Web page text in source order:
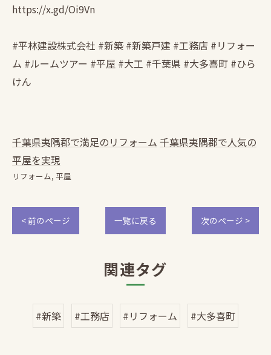
https://x.gd/Oi9Vn
#平林建設株式会社 #新築 #新築戸建 #工務店 #リフォー
ム #ルームツアー #平屋 #大工 #千葉県 #大多喜町 #ひら
けん
千葉県夷隅郡で満足のリフォーム 千葉県夷隅郡で人気の
平屋を実現
リフォーム 平屋
< 前のページ 一覧に戻る 次のページ >
関連タグ
#新築 #工務店 #リフォーム #大多喜町